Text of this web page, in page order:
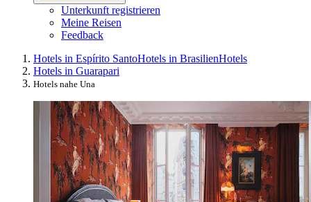
Unterkunft registrieren
Meine Reisen
Feedback
Hotels in Espírito SantoHotels in BrasilienHotels
Hotels in Guarapari
Hotels nahe Una